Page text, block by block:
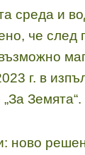
среда и
че след
г. в
Земята“.
ново